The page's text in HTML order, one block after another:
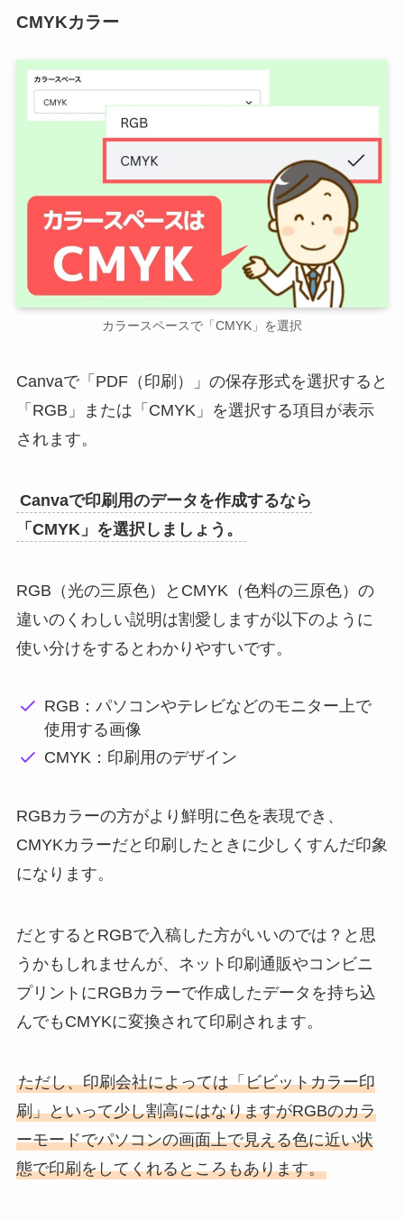
CMYKカラー
カラースペースで「CMYK」を選択
Canvaで「PDF（印刷）」の保存形式を選択すると
「RGB」または「CMYK」を選択する項目が表示
されます。
Canvaで印刷用のデータを作成するなら
「CMYK」を選択しましょう。
RGB（光の三原色）とCMYK（色料の三原色）の
違いのくわしい説明は割愛しますが以下のように
使い分けをするとわかりやすいです。
RGB：パソコンやテレビなどのモニター上で
使用する画像
CMYK：印刷用のデザイン
RGBカラーの方がより鮮明に色を表現でき、
CMYKカラーだと印刷したときに少しくすんだ印象
になります。
だとするとRGBで入稿した方がいいのでは？と思
うかもしれませんが、ネット印刷通販やコンビニ
プリントにRGBカラーで作成したデータを持ち込
んでもCMYKに変換されて印刷されます。
ただし、印刷会社によっては「ビビットカラー印
刷」といって少し割高にはなりますがRGBのカラ
ーモードでパソコンの画面上で見える色に近い状
態で印刷をしてくれるところもあります。